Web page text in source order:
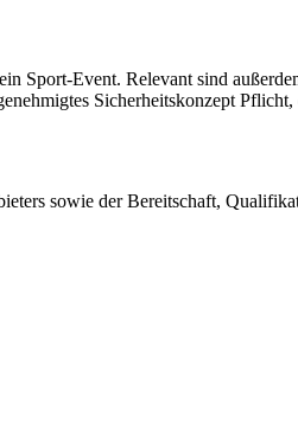
Sport-Event. Relevant sind
Sicherheitskonzept Pflicht,
sowie der Bereitschaft,